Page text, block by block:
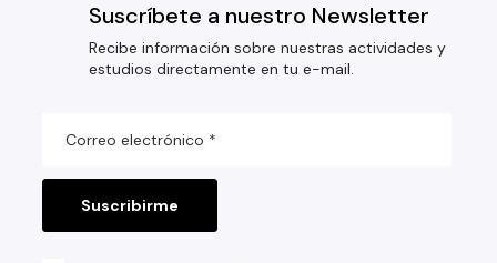
Suscríbete a nuestro Newsletter
Recibe información sobre nuestras actividades y
estudios directamente en tu e-mail.